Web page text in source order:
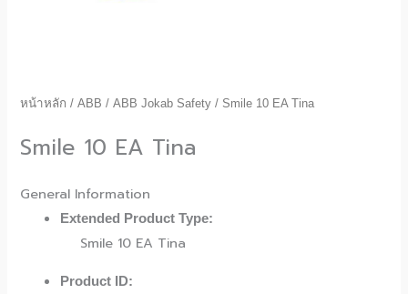
หน้าหลัก /ABB /ABB Jokab Safety / Smile 10 EA Tina
Smile 10 EA Tina
General Information
Extended Product Type:
Smile 10 EA Tina
Product ID: